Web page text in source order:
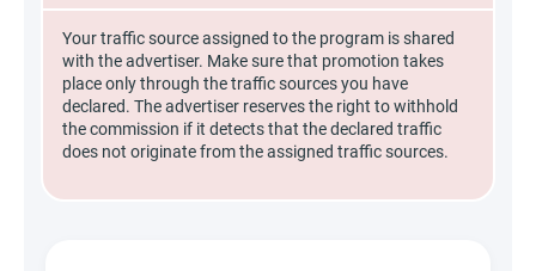
Your traffic source assigned to the program is shared
with the advertiser. Make sure that promotion takes
place only through the traffic sources you have
declared. The advertiser reserves the right to withhold
the commission if it detects that the declared traffic
does not originate from the assigned traffic sources.